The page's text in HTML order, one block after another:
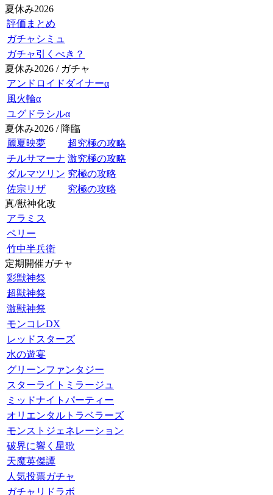
夏休み2026
評価まとめ
ガチャシミュ
ガチャ引くべき？
夏休み2026 / ガチャ
アンドロイドダイナーα
風火輪α
ユグドラシルα
夏休み2026 / 降臨
麗夏映夢
超究極の攻略
チルサマーナ 激究極の攻略
ダルマツリン 究極の攻略
佐宗リザ
究極の攻略
真/獣神化改
アラミス
ペリー
竹中半兵衛
定期開催ガチャ
彩獣神祭
超獣神祭
激獣神祭
モンコレDX
レッドスターズ
水の遊宴
グリーンファンタジー
スターライトミラージュ
ミッドナイトパーティー
オリエンタルトラベラーズ
モンストジェネレーション
破界に響く星歌
天魔英傑譚
人気投票ガチャ
ガチャリドラボ